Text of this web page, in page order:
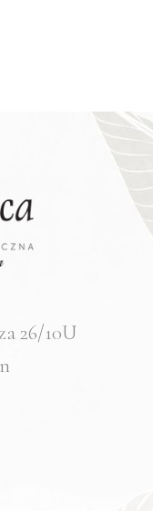
26/10U